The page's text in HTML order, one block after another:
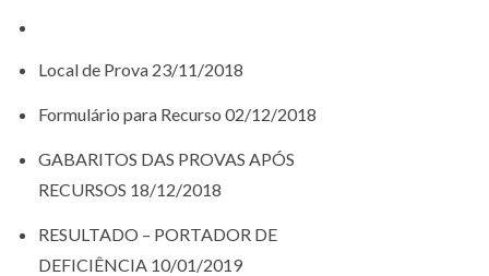
Local de Prova 23/11/2018
Formulário para Recurso 02/12/2018
GABARITOS DAS PROVAS APÓS
RECURSOS 18/12/2018
RESULTADO – PORTADOR DE
DEFICIÊNCIA 10/01/2019